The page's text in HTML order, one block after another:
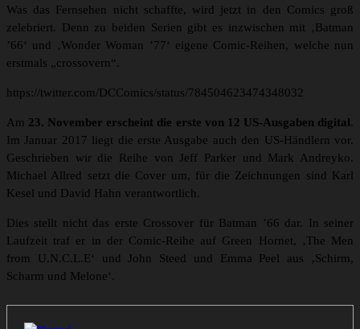
Was das Fernsehen nicht schaffte, wird jetzt in den Comics groß
zelebriert. Denn zu beiden Serien gibt es inzwischen mit ‚Batman
’66‘ und ‚Wonder Woman ’77‘ eigene Comic-Reihen, welche nun
erstmals „crossovern“.
https://twitter.com/DCComics/status/784504623474348032
Am 23. November erscheint die erste von 12 US-Ausgaben digital.
Im Januar 2017 liegt die erste Ausgabe auch den US-Händlern vor.
Geschrieben wir die Reihe von Jeff Parker und Mark Andreyko.
Michael Allred setzt die Cover um, für die Zeichnungen sind Karl
Kesel und David Hahn verantwortlich.
Dies stellt nicht das erste Crossover für Batman ’66 dar. In seiner
Laufzeit traf er in der Comic-Reihe auf Green Hornet, ‚The Men
from U.N.C.L.E‘ und John Steed und Emma Peel aus ‚Schirm,
Scharm und Melone‘.